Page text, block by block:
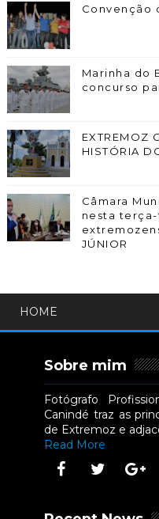
Convenção
Marinha do
concurso
EXTREMOZ
HISTÓRIA
Câmara
nesta
JÚNIOR
HOME
Sobre mim
Fotógrafo
Canindé traz as
de Extremoz e
Read More